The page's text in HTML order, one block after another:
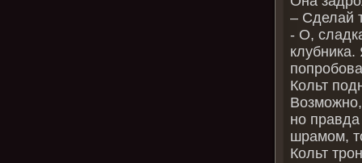
– Сделай
- О,
Кольт
но
шрамом,
Кольт